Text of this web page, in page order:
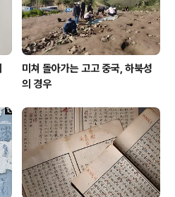
류성룡柳成龍..
미쳐 돌아가는 고고 중국, 하북성
의 경우